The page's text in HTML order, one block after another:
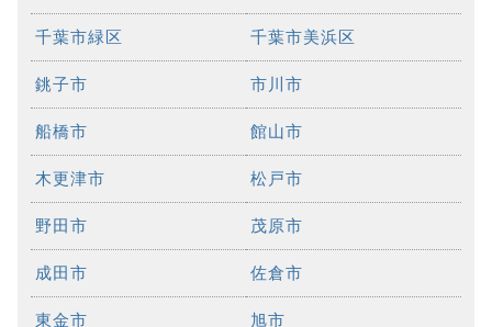
千葉市緑区 千葉市美浜区
銚子市 市川市
船橋市 館山市
木更津市 松戸市
野田市 茂原市
成田市 佐倉市
東金市 旭市